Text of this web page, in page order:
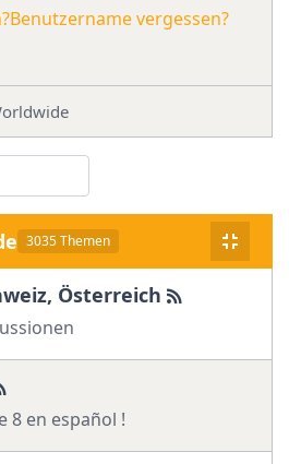
Benutzername vergessen?
3035 Themen
Österreich
8 en español !